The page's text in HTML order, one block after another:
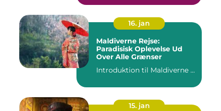
16. jan
Maldiverne Rejse:
Paradisisk Oplevelse Ud
Over Alle Grænser
Introduktion til Maldiverne ...
15. jan